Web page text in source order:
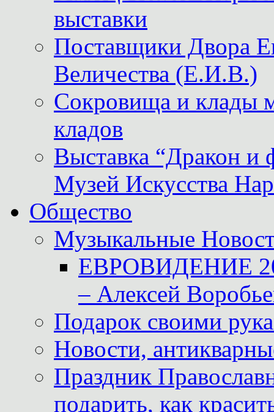
выставки
Поставщики
Величества (Е.И.В.)
Сокровища и клады
кладов
Выставка “Дракон и
Музей Искусства
Общество
Музыкальные
ЕВРОВИДЕНИЕ
– Алексей
Подарок своими
Новости,
Праздник
подарить, как